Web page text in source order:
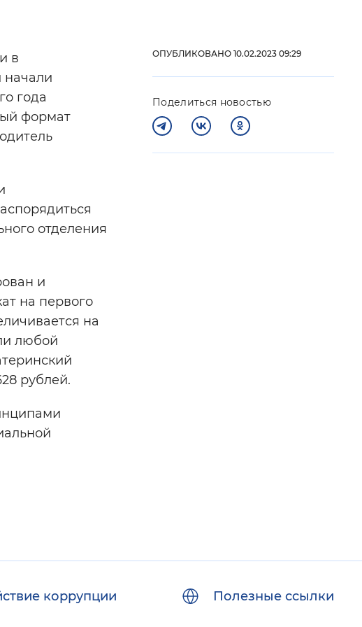
в
начали
года
формат
отделения
и
на первого
на
любой
рублей.
ОПУБЛИКОВАНО 10.02.2023 09:29
Поделиться новостью
коррупции Полезные ссылки